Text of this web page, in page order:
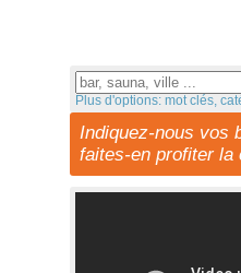
Plus d'options: mot clés,
Indiquez-nous vos
faites-en profiter la